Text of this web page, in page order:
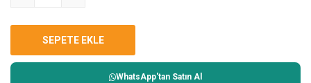
WhatsApp'tan Satın Al